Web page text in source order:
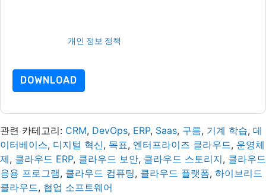
개인 정보 정책
DOWNLOAD
관련 카테고리: CRM, DevOps, ERP, Saas, 구름, 기계 학습, 데
이터베이스, 디지털 혁신, 목표, 엔터프라이즈 클라우드, 운영체
제, 클라우드 ERP, 클라우드 보안, 클라우드 스토리지, 클라우드
응용 프로그램, 클라우드 컴퓨팅, 클라우드 플랫폼, 하이브리드
클라우드, 협업 소프트웨어